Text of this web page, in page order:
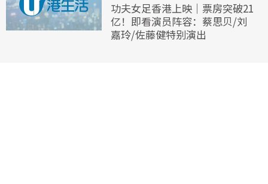
功夫女足香港上映｜票房突破21
亿！即看演员阵容：蔡思贝/刘
嘉玲/佐藤健特别演出